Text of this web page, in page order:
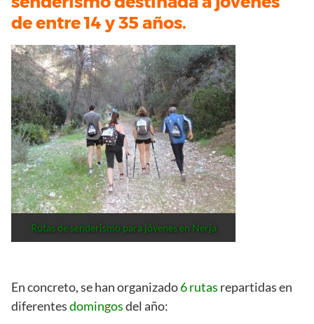
de entre 14 y 35 años.
Rutas de senderismo para jóvenes en Nerja
En concreto, se han organizado6 rutas repartidas en
diferentesdomingosdel año: